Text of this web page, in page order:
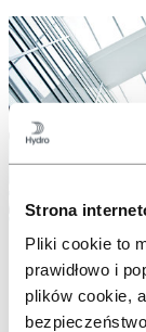
Strona
Pliki cookie to
prawidłowo i
plików cookie,
Jakie